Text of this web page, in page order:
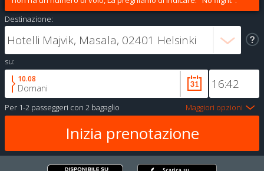
Destinazione:
su:
10.08
Domani
Per 1-2 passeggeri con 2 bagaglio Maggiori opzioni